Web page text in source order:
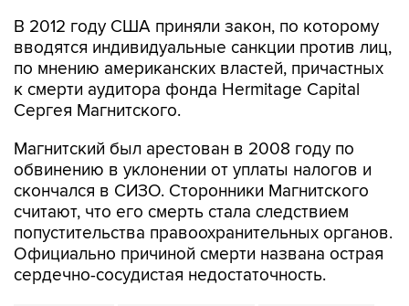
В 2012 году США приняли закон, по которому
вводятся индивидуальные санкции против лиц,
по мнению американских властей, причастных
к смерти аудитора фонда Hermitage Capital
Сергея Магнитского.
Магнитский был арестован в 2008 году по
обвинению в уклонении от уплаты налогов и
скончался в СИЗО. Сторонники Магнитского
считают, что его смерть стала следствием
попустительства правоохранительных органов.
Официально причиной смерти названа острая
сердечно-сосудистая недостаточность.